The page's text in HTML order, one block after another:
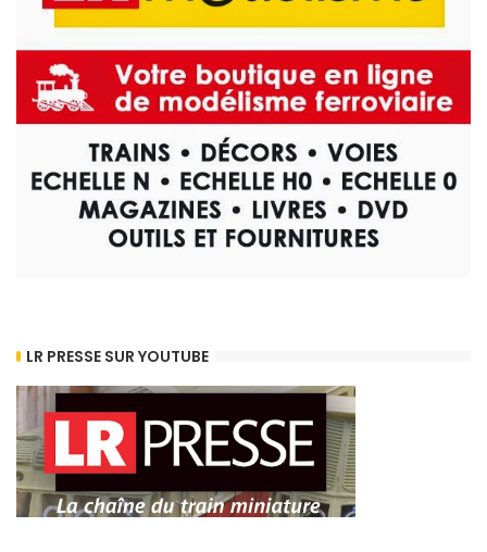
LR PRESSE SUR YOUTUBE